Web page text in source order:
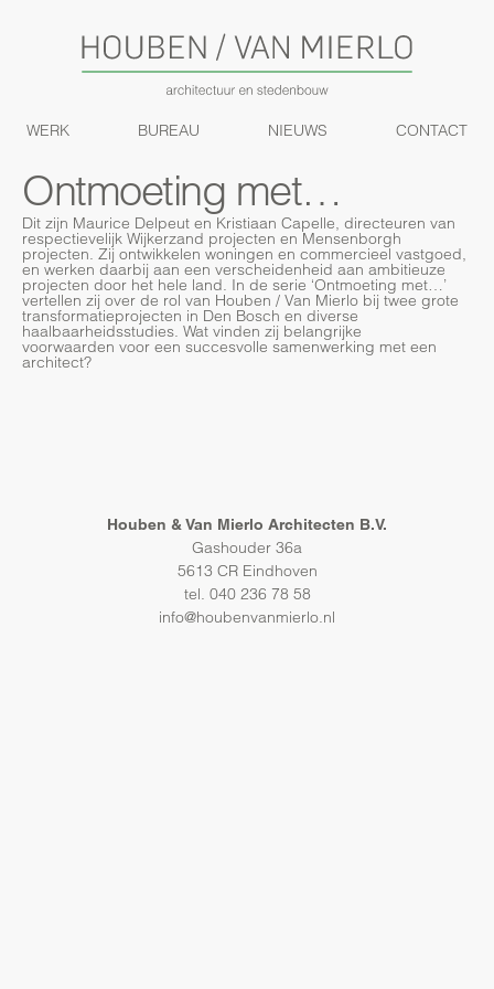
WERK BUREAU NIEUWS CONTACT
Ontmoeting met…
Dit zijn Maurice Delpeut en Kristiaan Capelle, directeuren van
respectievelijk Wijkerzand projecten en Mensenborgh
projecten. Zij ontwikkelen woningen en commercieel vastgoed,
en werken daarbij aan een verscheidenheid aan ambitieuze
projecten door het hele land. In de serie ‘Ontmoeting met…’
vertellen zij over de rol van Houben / Van Mierlo bij twee grote
transformatieprojecten in Den Bosch en diverse
haalbaarheidsstudies. Wat vinden zij belangrijke
voorwaarden voor een succesvolle samenwerking met een
architect?
Houben & Van Mierlo Architecten B.V.
Gashouder 36a
5613 CR Eindhoven
tel. 040 236 78 58
info@houbenvanmierlo.nl